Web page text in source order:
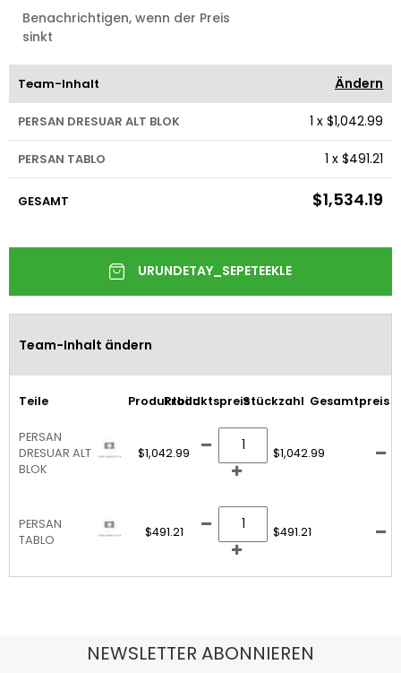
Benachrichtigen, wenn der Preis
sinkt
Team-Inhalt Ändern
PERSAN DRESUAR ALT BLOK 1 x $1,042.99
PERSAN TABLO 1 x $491.21
GESAMT $1,534.19
Team-Inhalt ändern
Teile ProduktbildProduktspreisStückzahl Gesamtpreis
PERSAN
DRESUAR ALT
BLOK
$1,042.99 $1,042.99
PERSAN
TABLO
$491.21 $491.21
NEWSLETTER ABONNIEREN